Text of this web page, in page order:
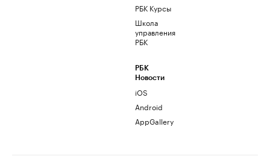
РБК Курсы
Школа
управления
РБК
РБК
Новости
iOS
Android
AppGallery